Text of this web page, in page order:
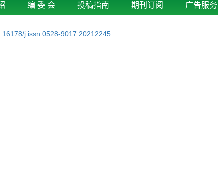
编 委 会 投稿指南 期刊订阅 广告服务
j.issn.0528-9017.20212245